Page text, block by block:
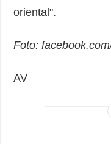
oriental".
Foto:
AV